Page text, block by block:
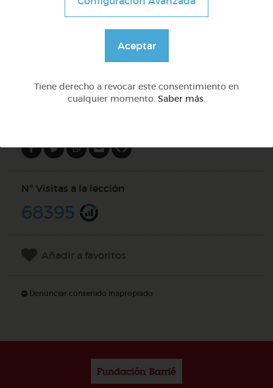
DOCS (5)
Nº Visitas a la lección
68395
Añadir a favoritos
Denunciar contenido inapropiado
Aceptar
Tiene derecho a revocar este consentimiento en
cualquier momento. Saber más.